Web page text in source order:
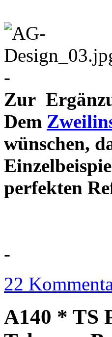
-
Zur
Dem
wünschen,
-
22
A140 * TS